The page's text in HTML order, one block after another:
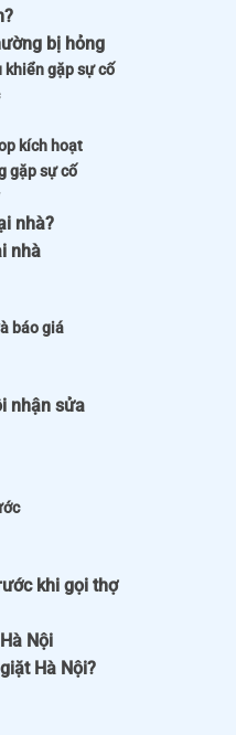
bị hỏng
khiển gặp sự cố
kích hoạt
gặp sự cố
nhà?
nhà
báo giá
nhận sửa
khi gọi thợ
Nội
Hà Nội?